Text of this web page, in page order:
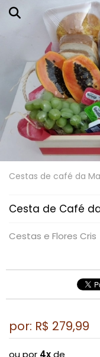
Cestas de café da
Cesta de Café
Cestas e Flores Cris
por: R$ 279,99
ou por 4xde